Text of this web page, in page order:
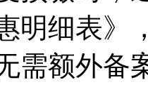
明细表》
需额外备